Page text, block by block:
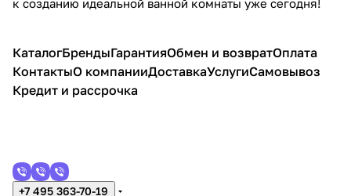
к созданию идеальной ванной комнаты уже сегодня!
КаталогБрендыГарантияОбмен и возвратОплата
КонтактыО компанииДоставкаУслугиСамовывоз
Кредит и рассрочка
+7 495 363-70-19